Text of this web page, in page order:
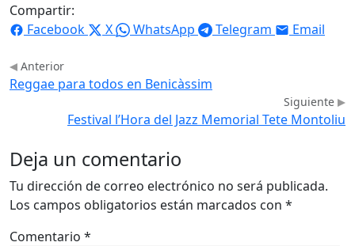
Compartir:
Facebook
X WhatsApp Telegram Email
Anterior
Reggae para todos en Benicàssim
Siguiente
Festival l’Hora del Jazz Memorial Tete Montoliu
Deja un comentario
Tu dirección de correo electrónico no será publicada.
Los campos obligatorios están marcados con *
Comentario *